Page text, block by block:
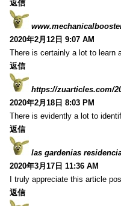
返信
2020年2月12日 9:07 AM
There is certainly a lot to learn
返信
https://zuarticles.com/
2020年2月18日 8:03 PM
There is evidently a lot to
返信
las gardenias
2020年3月17日 11:36 AM
I truly appreciate this article
返信